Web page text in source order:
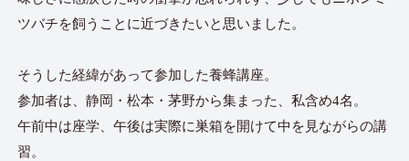
ツバチを飼うことに近づきたいと思いました。
そうした経緯があって参加した養蜂講座。
参加者は、静岡・松本・茅野から集まった、私含め4名。
午前中は座学、午後は実際に巣箱を開けて中を見ながらの講
習。